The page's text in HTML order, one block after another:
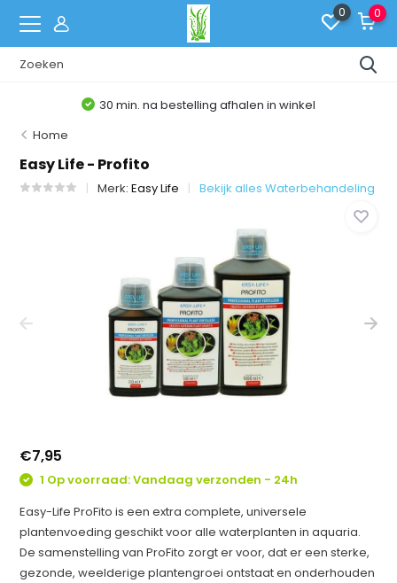
0 0
30 min. na bestelling afhalen in winkel
Home
Easy Life - Profito
Merk:Easy Life Bekijk alles Waterbehandeling
€7,95
1 Op voorraad: Vandaag verzonden - 24h
Easy-Life ProFito is een extra complete, universele
plantenvoeding geschikt voor alle waterplanten in aquaria.
De samenstelling van ProFito zorgt er voor, dat er een sterke,
gezonde, weelderige plantengroei ontstaat en onderhouden